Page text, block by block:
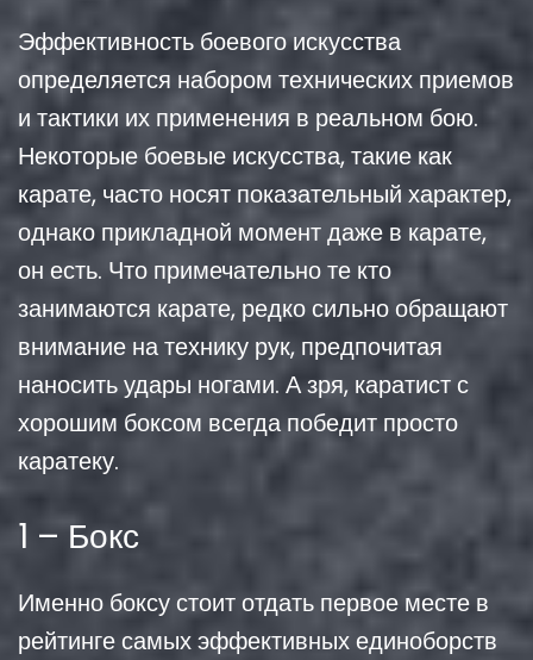
Эффективность боевого искусства
определяется набором технических приемов
и тактики их применения в реальном бою.
Некоторые боевые искусства, такие как
карате, часто носят показательный характер,
однако прикладной момент даже в карате,
он есть. Что примечательно те кто
занимаются карате, редко сильно обращают
внимание на технику рук, предпочитая
наносить удары ногами. А зря, каратист с
хорошим боксом всегда победит просто
каратеку.
1 – Бокс
Именно боксу стоит отдать первое месте в
рейтинге самых эффективных единоборств